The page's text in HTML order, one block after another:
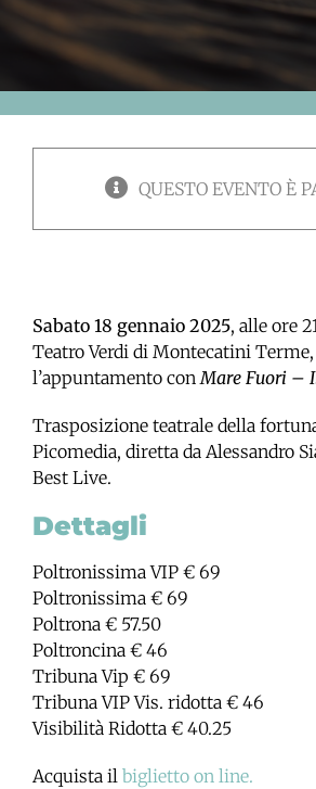
QUESTO EVENTO È
Sabato 18 gennaio 2025, alle ore
Teatro Verdi di Montecatini
l’appuntamento con Mare Fuori –
Trasposizione teatrale della
Picomedia, diretta da Alessandro
Best Live.
Dettagli
Poltronissima VIP € 69
Poltronissima € 69
Poltrona € 57.50
Poltroncina € 46
Tribuna Vip € 69
Tribuna VIP Vis. ridotta € 46
Visibilità Ridotta € 40.25
Acquista il biglietto on line.